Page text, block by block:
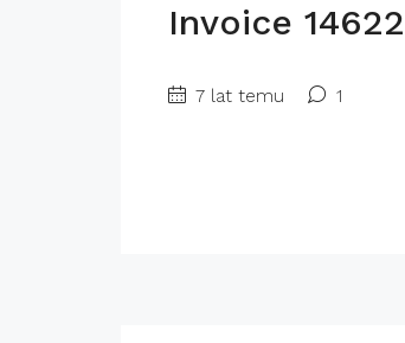
Invoice 14622
7 lat temu 1